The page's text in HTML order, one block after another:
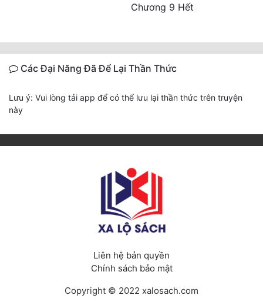
Chương 9 Hết
Các Đại Năng Đã Để Lại Thần Thức
Lưu ý: Vui lòng tải app để có thể lưu lại thần thức trên truyện
này
Liên hệ bản quyền
Chính sách bảo mật
Copyright © 2022 xalosach.com